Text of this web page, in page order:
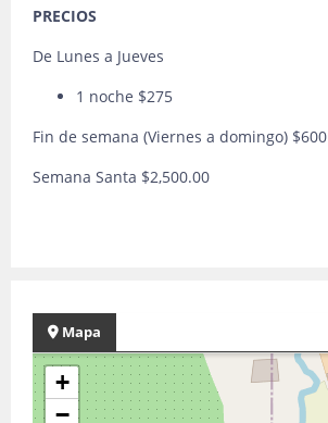
PRECIOS
De Lunes a Jueves
1 noche $275
Fin de semana (Viernes a domingo) $600
Semana Santa $2,500.00
Mapa
+
−